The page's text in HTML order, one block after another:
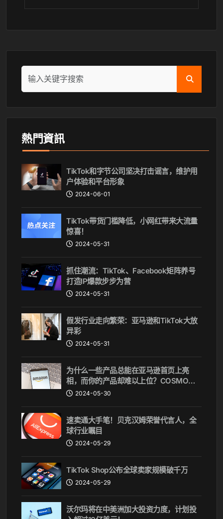
熱門資訊
TikTok和字节公司坚决打击谣言，维护用
户体验和平台形象
2024-06-01
TikTok带货门槛降低，小网红带来大流量
惊喜！
2024-05-31
抓住潮流：TikTok、Facebook矩阵养号
打造IP爆款步步为营
2024-05-31
假发行业走向繁荣：亚马逊和TikTok大放
异彩
2024-05-31
为什么一些产品总能在亚马逊首页上亮
相，而你的产品却难以上位？COSMO算
法揭秘
2024-05-30
速卖通大手笔！贝克汉姆荣誉代言人，全
球行业瞩目
2024-05-29
TikTok Shop公布全球卖家规模破千万
2024-05-29
沃尔玛将在中美洲加大投资力度，计划投